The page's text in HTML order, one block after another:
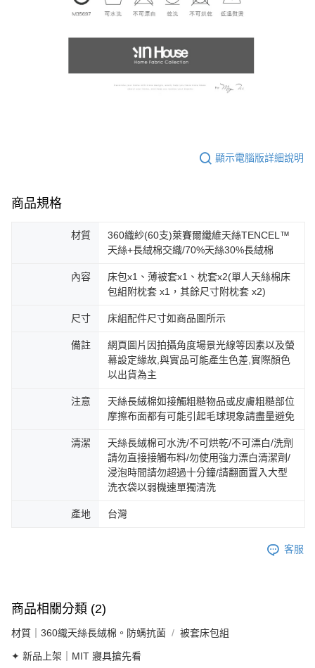
顯示電腦版詳細說明
商品規格
材質
360織紗(60支)萊賽爾纖維天絲TENCEL™
天絲+長絨棉交織/70%天絲30%長絨棉
內容
床包x1、薄被套x1、枕套x2(單人天絲棉床
包組附枕套 x1，其餘尺寸附枕套 x2)
尺寸 床組配件尺寸如商品圖所示
備註
網頁圖片因拍攝角度場景光線等因素以及螢
幕設定緣故,與實品可能產生色差,實際顏色
以出貨為主
注意
天絲長絨棉如接觸粗糙物品或皮膚粗糙部位
摩擦布面都有可能引起毛球現象請盡量避免
清潔
天絲長絨棉可水洗/不可烘乾/不可漂白/洗劑
請勿直接接觸布料/勿使用強力漂白清潔劑/
浸泡時間請勿超過十分鐘/請翻面置入大型
洗衣袋以弱機速單獨清洗
產地 台灣
客服
商品相關分類 (2)
材質｜360織天絲長絨棉。防螨抗菌 被套床包組
✦ 新品上架｜MIT 寢具搶先看